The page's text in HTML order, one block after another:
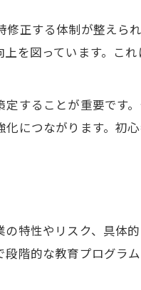
正する体制が整えら
を図っています。これ
することが重要です。
につながります。初
特性やリスク、具体
階的な教育プログラ